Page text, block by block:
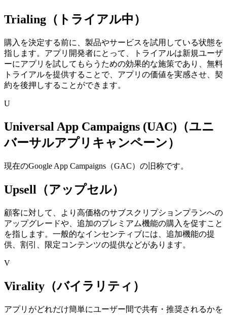
Trialing（トライアル中）
購入を決定する前に、製品やサービスを試用している状態を
指します。 アプリ開発者にとって、トライアルは新規ユーザ
ーにアプリを試してもらうための効果的な施策であり、無料
トライアルを提供することで、アプリの価値を実感させ、契
約を後押しすることができます。
U
Universal App Campaigns (UAC)（ユニ
バーサルアプリキャンペーン）
現在のGoogle App Campaigns（GAC）の旧称です。
Upsell（アップセル）
顧客に対して、より高価格のサブスクリプションプランへの
アップグレードや、追加のプレミアム機能の購入を促すこと
を指します。 一般的なインセンティブには、追加機能の提
供、割引、限定コンテンツの提供などがあります。
V
Virality（バイラリティ）
アプリがどれだけ簡単にユーザー間で共有・推奨されるかを